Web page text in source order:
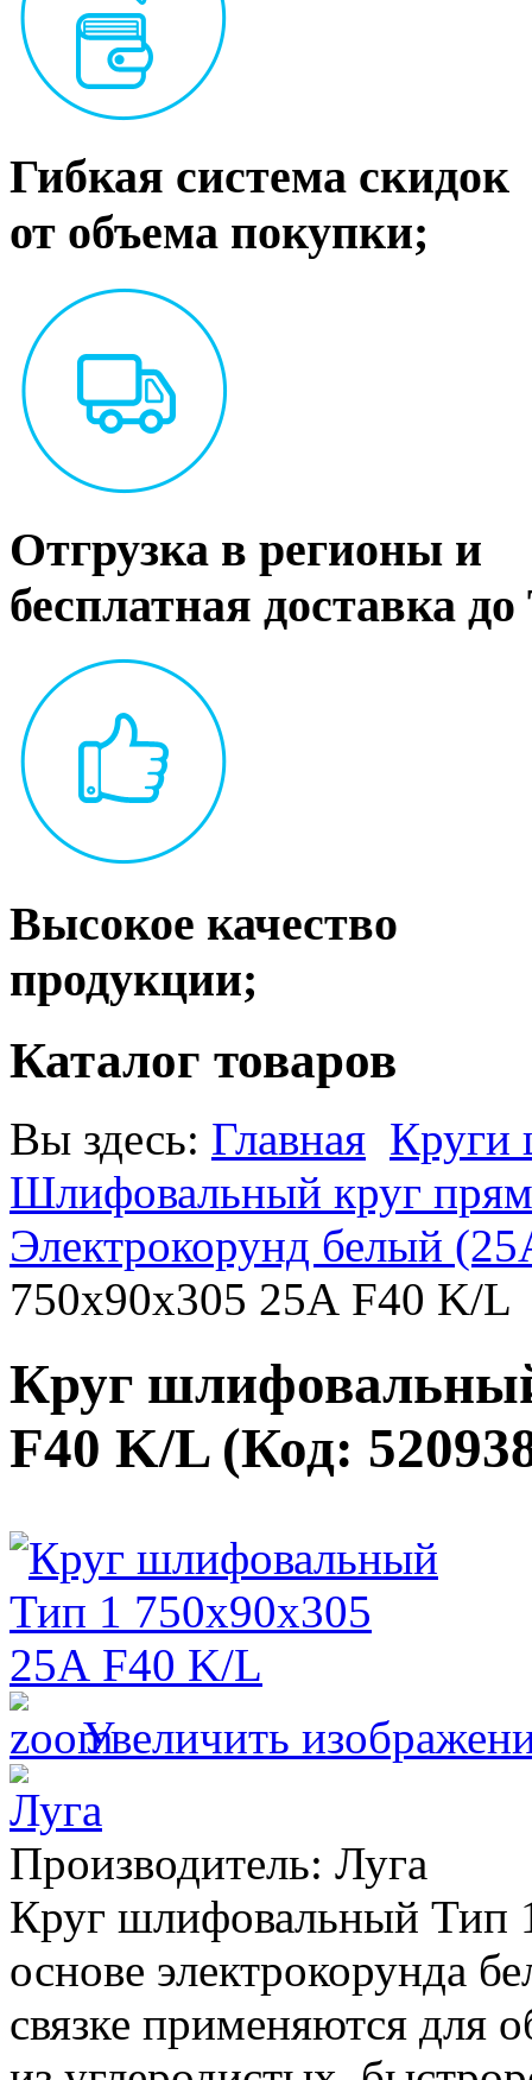
Гибкая система скидок
от объема покупки;
Отгрузка в регионы и
бесплатная доставка
Высокое качество
продукции;
Каталог товаров
Вы здесь: Главная Круги
Шлифовальный круг
Электрокорунд белый
750х90х305 25А F40 K/L
Круг
F40 K/L (Код:
Увеличить
Производитель: Луга
Круг шлифовальный Тип
основе электрокорунда
связке применяются для